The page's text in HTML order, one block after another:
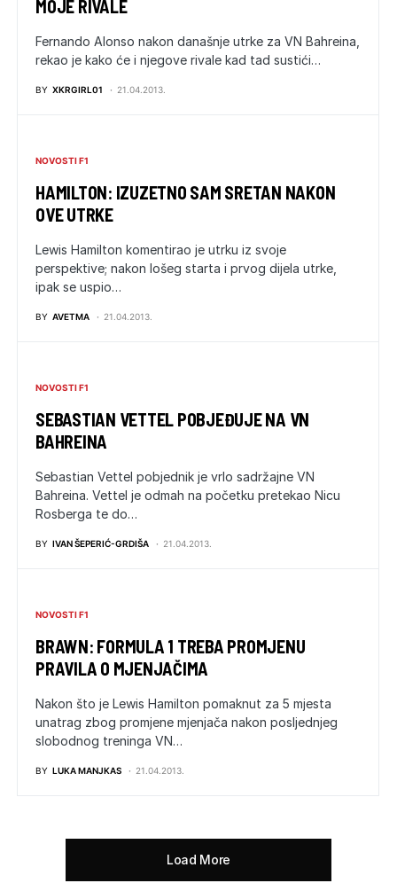
MOJE RIVALE
Fernando Alonso nakon današnje utrke za VN Bahreina,
rekao je kako će i njegove rivale kad tad sustići…
BY XKRGIRL01 21.04.2013.
NOVOSTI F1
HAMILTON: IZUZETNO SAM SRETAN NAKON
OVE UTRKE
Lewis Hamilton komentirao je utrku iz svoje
perspektive; nakon lošeg starta i prvog dijela utrke,
ipak se uspio…
BY AVETMA 21.04.2013.
NOVOSTI F1
SEBASTIAN VETTEL POBJEĐUJE NA VN
BAHREINA
Sebastian Vettel pobjednik je vrlo sadržajne VN
Bahreina. Vettel je odmah na početku pretekao Nicu
Rosberga te do…
BY IVAN ŠEPERIĆ-GRDIŠA 21.04.2013.
NOVOSTI F1
BRAWN: FORMULA 1 TREBA PROMJENU
PRAVILA O MJENJAČIMA
Nakon što je Lewis Hamilton pomaknut za 5 mjesta
unatrag zbog promjene mjenjača nakon posljednjeg
slobodnog treninga VN…
BY LUKA MANJKAS 21.04.2013.
Load More